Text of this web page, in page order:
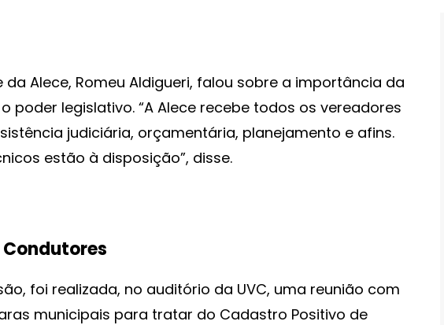
Alece, Romeu Aldigueri, falou sobre a importância da
poder legislativo. “A Alece recebe todos os vereadores
judiciária, orçamentária, planejamento e afins.
estão à disposição”, disse.
foi realizada, no auditório da UVC, uma reunião com
municipais para tratar do Cadastro Positivo de